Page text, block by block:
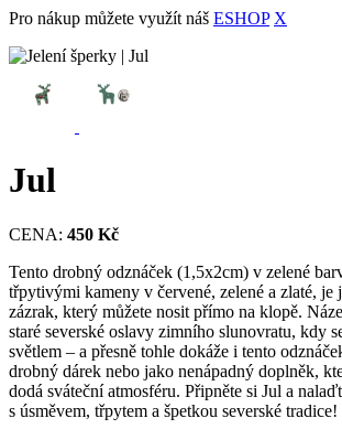
Pro nákup můžete využít náš ESHOP X
Jul
CENA: 450 Kč
Tento drobný odznáček (1,5x2cm) v zelené
třpytivými kameny v červené, zelené a zlaté, je
zázrak, který můžete nosit přímo na klopě.
staré severské oslavy zimního slunovratu, kdy
světlem – a přesně tohle dokáže i tento
drobný dárek nebo jako nenápadný doplněk,
dodá sváteční atmosféru. Připněte si Jul a
s úsměvem, třpytem a špetkou severské tradice!